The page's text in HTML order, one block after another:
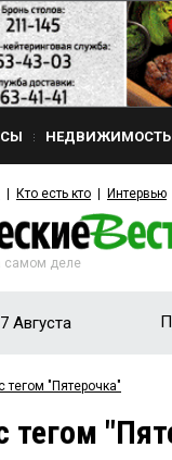
НЕДВИЖИМОСТЬ
Кто есть кто Интервью
самом деле
Августа
тегом "Пятерочка"